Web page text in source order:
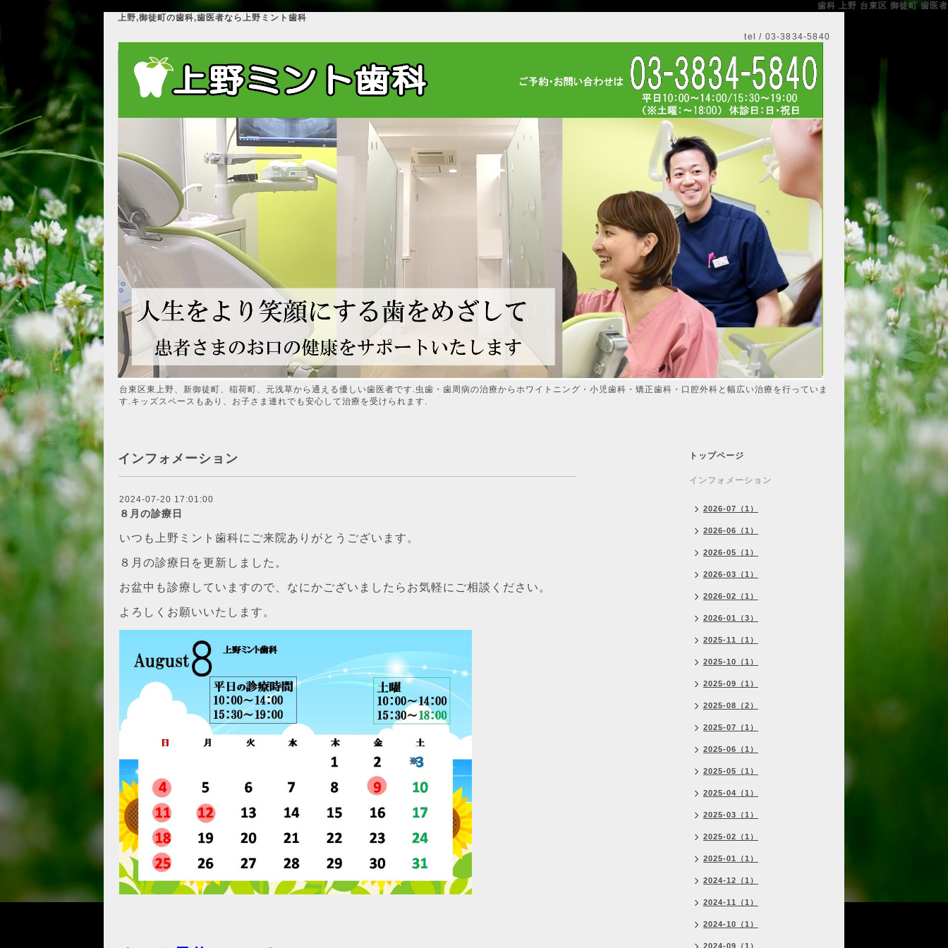
歯科 上野 台東区 御徒町 歯医者
上野,御徒町の歯科,歯医者なら上野ミント歯科
tel / 03-3834-5840
台東区東上野、新御徒町、稲荷町、元浅草から通える優しい歯医者です.虫歯・歯周病の治療からホワイトニング・小児歯科・矯正歯科・口腔外科と幅広い治療を行っていま
す.キッズスペースもあり、お子さま連れでも安心して治療を受けられます.
インフォメーション
2024-07-20 17:01:00
８月の診療日
いつも上野ミント歯科にご来院ありがとうございます。
８月の診療日を更新しました。
お盆中も診療していますので、なにかございましたらお気軽にご相談ください。
よろしくお願いいたします。
トップページ
インフォメーション
2026-07（1）
2026-06（1）
2026-05（1）
2026-03（1）
2026-02（1）
2026-01（3）
2025-11（1）
2025-10（1）
2025-09（1）
2025-08（2）
2025-07（1）
2025-06（1）
2025-05（1）
2025-04（1）
2025-03（1）
2025-02（1）
2025-01（1）
2024-12（1）
2024-11（1）
2024-10（1）
2024-09（1）